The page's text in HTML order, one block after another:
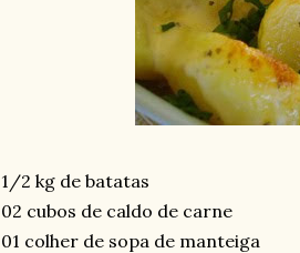
1/2 kg de batatas
02 cubos de caldo de carne
01 colher de sopa de manteiga